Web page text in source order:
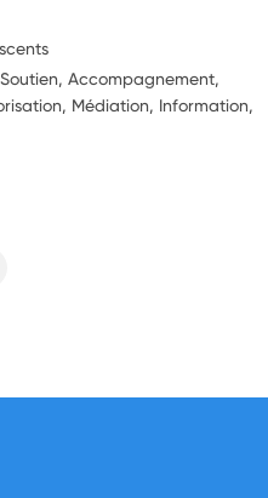
Accompagnement,
Médiation, Information,